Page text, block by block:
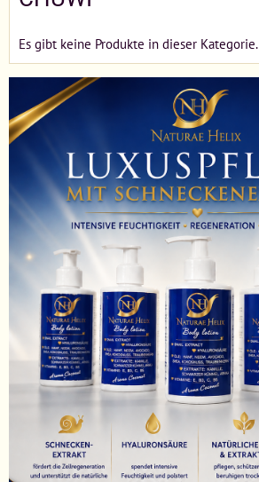
Es gibt keine Produkte in dieser Kategorie.